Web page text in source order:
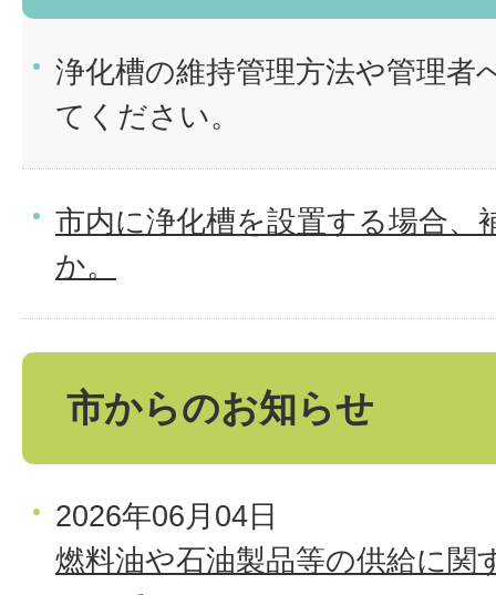
浄化槽の維持管理方法や管理者
てください。
市内に浄化槽を設置する場合、
か。
市からのお知らせ
2026年06月04日
燃料油や石油製品等の供給に関